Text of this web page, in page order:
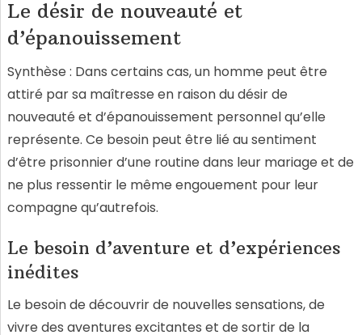
Le désir de nouveauté et
d’épanouissement
Synthèse : Dans certains cas, un homme peut être
attiré par sa maîtresse en raison du désir de
nouveauté et d’épanouissement personnel qu’elle
représente. Ce besoin peut être lié au sentiment
d’être prisonnier d’une routine dans leur mariage et de
ne plus ressentir le même engouement pour leur
compagne qu’autrefois.
Le besoin d’aventure et d’expériences
inédites
Le besoin de découvrir de nouvelles sensations, de
vivre des aventures excitantes et de sortir de la